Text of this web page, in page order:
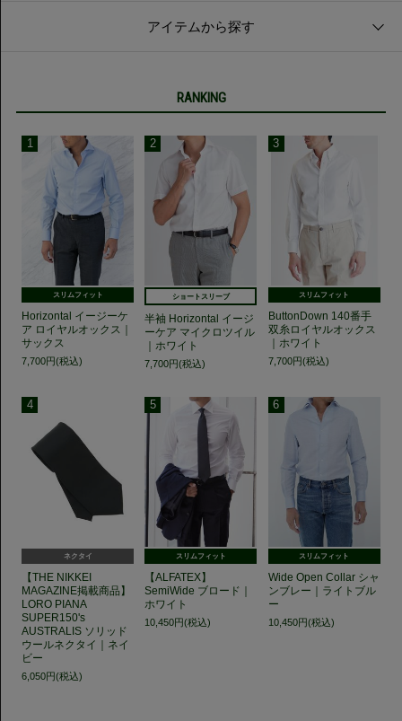
アイテムから探す
RANKING
スリムフィット
Horizontal イージーケ
ア ロイヤルオックス｜
サックス
7,700円(税込)
ショートスリーブ
半袖 Horizontal イージ
ーケア マイクロツイル
｜ホワイト
7,700円(税込)
スリムフィット
ButtonDown 140番手
双糸ロイヤルオックス
｜ホワイト
7,700円(税込)
ネクタイ
【THE NIKKEI
MAGAZINE掲載商品】
LORO PIANA
SUPER150's
AUSTRALIS ソリッド
ウールネクタイ｜ネイ
ビー
6,050円(税込)
スリムフィット
【ALFATEX】
SemiWide ブロード｜
ホワイト
10,450円(税込)
スリムフィット
Wide Open Collar シャ
ンブレー｜ライトブル
ー
10,450円(税込)